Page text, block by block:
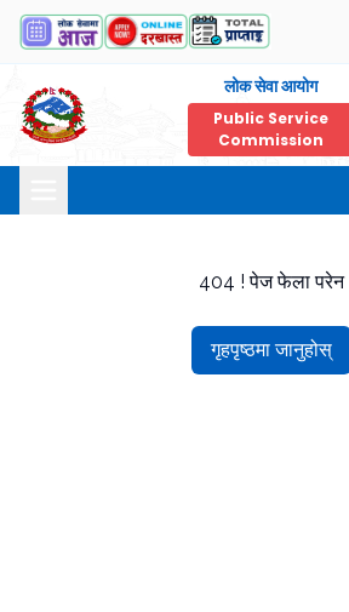
लोक सेवा आयोग
Public Service
Commission
404 ! पेज फेला परेन
गृहपृष्ठमा जानुहोस्